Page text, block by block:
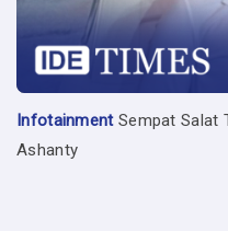
InfotainmentSempat Salat
Ashanty